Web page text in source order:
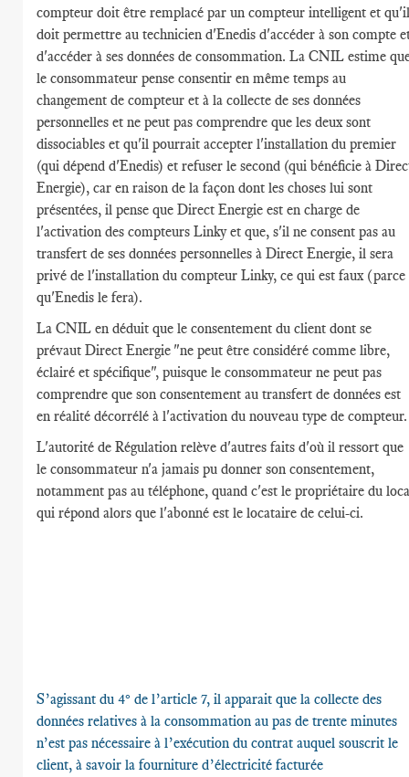
compteur doit être remplacé par un compteur intelligent et qu'il
doit permettre au technicien d'Enedis d'accéder à son compte
d'accéder à ses données de consommation. La CNIL estime
le consommateur pense consentir en même temps au
changement de compteur et à la collecte de ses données
personnelles et ne peut pas comprendre que les deux sont
dissociables et qu'il pourrait accepter l'installation du premier
(qui dépend d'Enedis) et refuser le second (qui bénéficie à
Energie), car en raison de la façon dont les choses lui sont
présentées, il pense que Direct Energie est en charge de
l'activation des compteurs Linky et que, s'il ne consent pas au
transfert de ses données personnelles à Direct Energie, il sera
privé de l'installation du compteur Linky, ce qui est faux (parce
qu'Enedis le fera).
La CNIL en déduit que le consentement du client dont se
prévaut Direct Energie "ne peut être considéré comme libre,
éclairé et spécifique", puisque le consommateur ne peut pas
comprendre que son consentement au transfert de données est
en réalité décorrélé à l'activation du nouveau type de compteur.
L'autorité de Régulation relève d'autres faits d'où il ressort que
le consommateur n'a jamais pu donner son consentement,
notamment pas au téléphone, quand c'est le propriétaire du
qui répond alors que l'abonné est le locataire de celui-ci.
S’agissant du 4° de l’article 7, il apparait que la collecte des
données relatives à la consommation au pas de trente minutes
n’est pas nécessaire à l’exécution du contrat auquel souscrit le
client, à savoir la fourniture d’électricité facturée